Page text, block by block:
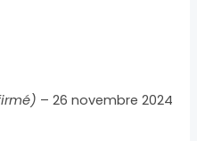
– 26 novembre 2024